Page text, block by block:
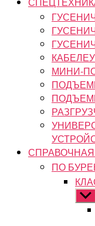
МИНИ-
ПО